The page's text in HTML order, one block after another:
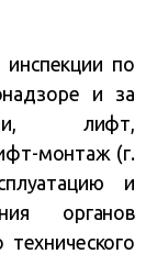
инспекции по
и за
лифт,
монтаж (г.
и
органов